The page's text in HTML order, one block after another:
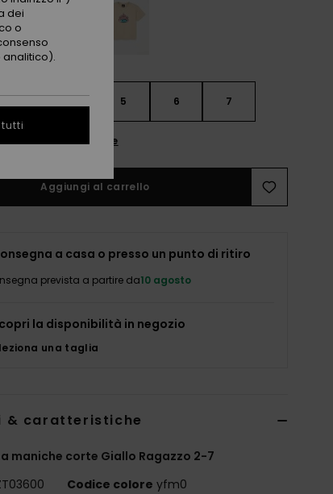
5 6 7
la guida alle taglie
Aggiungi al carrello
a casa o presso un punto di ritiro
prevista a partire da10 agosto
la disponibilità in negozio
una taglia
& caratteristiche
maniche corte Giallo Ragazzo 2-7
Codice colore yfm0
dei
o
analitico).